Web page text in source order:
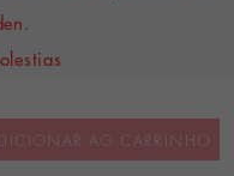
AO CARRINHO